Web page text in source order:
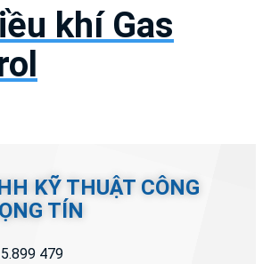
khí Gas
KỸ THUẬT CÔNG
TÍN
479